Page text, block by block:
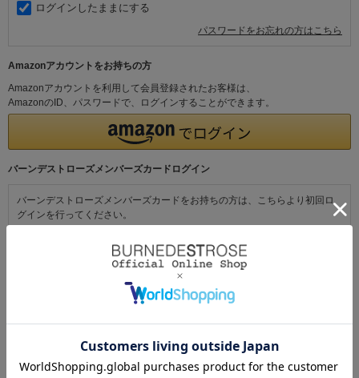
ログインしたままにする
パスワードをお忘れの方はこちら
Amazonアカウントをお持ちの方
Amazonアカウントを利用して会員登録されたお客様は、
AmazonのID、パスワードで、ログインすることができます。
バーンデストローズメンバーズカードログイン
バーンデストローズメンバーズカードをお持ちの方は、こちらより初回ロ
グインを行ってください。
初めてご利用の方・会員以外の方
初めてご利用のお客様は、こちらから会員登録を行ってください。
うになります。